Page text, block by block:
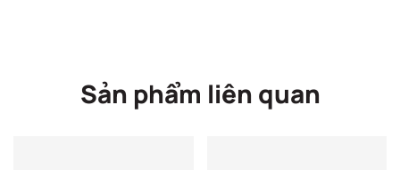
Sản phẩm liên quan